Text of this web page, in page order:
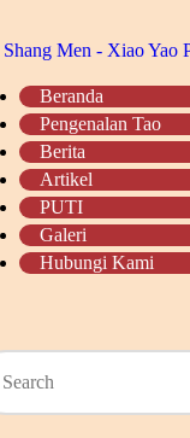
Beranda
Pengenalan Tao
Berita
Artikel
PUTI
Galeri
Hubungi Kami
TAO
KAMI